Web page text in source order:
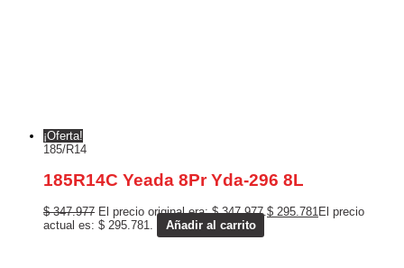
¡Oferta!
185/R14
185R14C Yeada 8Pr Yda-296 8L
$347.977 El precio original era: $ 347.977.$ 295.781El precio
actual es: $ 295.781.
Añadir al carrito